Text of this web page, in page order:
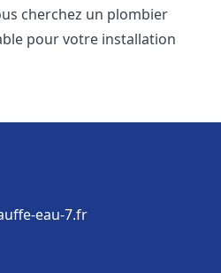
cherchez un plombier
pour votre installation
eau-7.fr